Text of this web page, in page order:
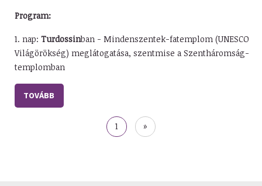
Program:
1. nap: Turdossinban - Mindenszentek-fatemplom (UNESCO
Világörökség) meglátogatása, szentmise a Szentháromság-
templomban
TOVÁBB
Jelenlegi
oldal
1
Utolsó
oldal
»